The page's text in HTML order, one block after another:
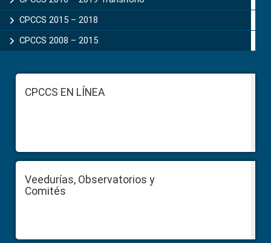
CPCCS 2015 – 2018
CPCCS 2008 – 2015
FooterCPCCS EN LÍNEA
Veedurías, Observatorios y
Comités